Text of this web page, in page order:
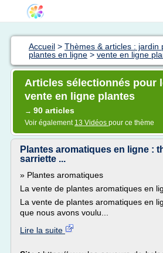
Accueil > Thèmes & articles : jardin
plantes en ligne > vente en ligne
Articles sélectionnés pour
vente en ligne plantes
→ 90 articles
Voir également 13 Vidéos pour ce thème
Plantes aromatiques en ligne :
sarriette ...
» Plantes aromatiques
La vente de plantes aromatiques en
La vente de plantes aromatiques en
que nous avons voulu...
Lire la suite